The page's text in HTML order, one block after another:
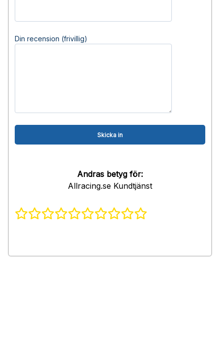
Din recension (frivillig)
Andras betyg för:
Allracing.se Kundtjänst